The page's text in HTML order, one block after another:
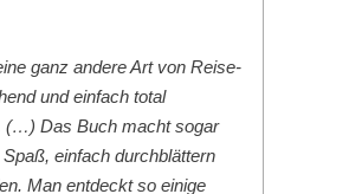
ganz andere Art von Reise­
und ein­fach total
(…) Das Buch macht sog­ar
ein­fach durch­blät­tern
Man ent­deckt so einige